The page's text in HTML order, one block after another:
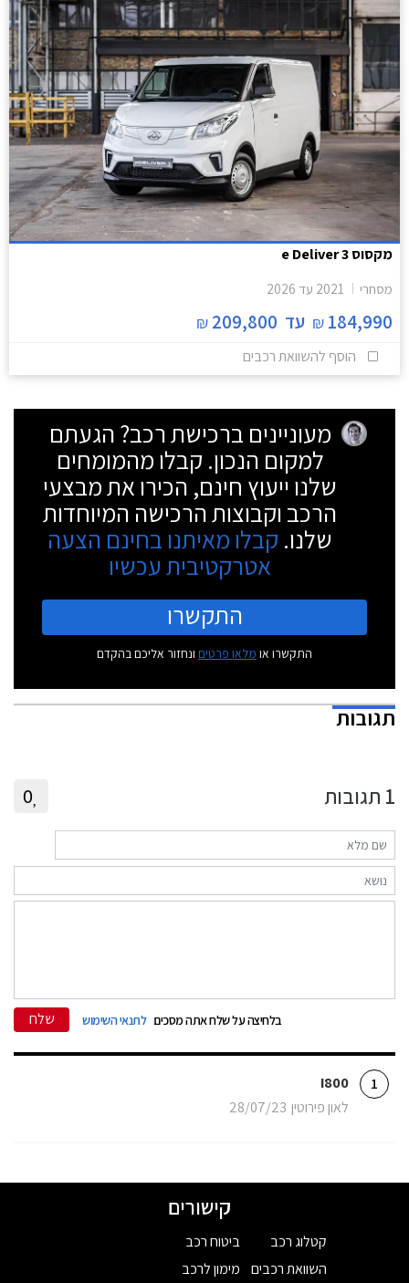
מקסוס e Deliver 3
מסחרי 2021 עד 2026
184,990
₪ עד 209,800
₪
הוסף להשוואת רכבים
מעוניינים ברכישת רכב? הגעתם
למקום הנכון. קבלו מהמומחים
שלנו ייעוץ חינם, הכירו את מבצעי
הרכב וקבוצות הרכישה המיוחדות
שלנו. קבלו מאיתנו בחינם הצעה
אטרקטיבית עכשיו
התקשרו
התקשרו או מלאו פרטים ונחזור אליכם בהקדם
תגובות
1 תגובות 0
בלחיצה על שלח אתה מסכים לתנאי השימוש שלח
1
I800
לאון פירוטין 28/07/23
קישורים
קטלוג רכב
השוואת רכבים
ביטוח רכב
מימון לרכב